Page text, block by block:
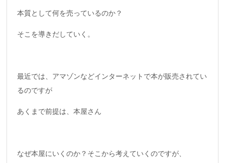
本質として何を売っているのか？
そこを導きだしていく。
最近では、アマゾンなどインターネットで本が販売されてい
るのですが
あくまで前提は、本屋さん
なぜ本屋にいくのか？そこから考えていくのですが、